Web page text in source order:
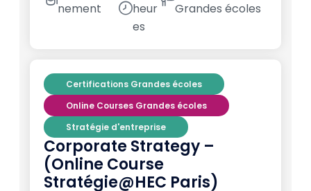
nement
heur
es
Grandes écoles
Certifications Grandes écoles
Online Courses Grandes écoles
Stratégie d'entreprise
Corporate Strategy –
(Online Course
Stratégie@HEC Paris)